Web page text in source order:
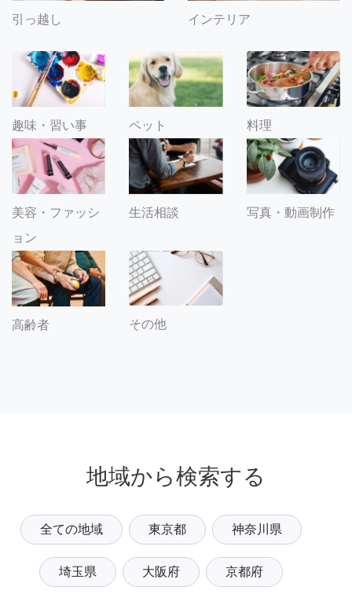
引っ越し インテリア
趣味・習い事 ペット 料理
美容・ファッシ
ョン
生活相談 写真・動画制作
高齢者 その他
地域から検索する
全ての地域 東京都 神奈川県
埼玉県 大阪府 京都府